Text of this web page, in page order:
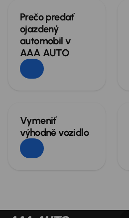
Prečo predať
ojazdený
automobil v
AAA AUTO
Vymeniť
výhodně vozidlo